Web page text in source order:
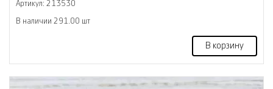
Артикул: 213530
В наличии 291.00 шт
В корзину